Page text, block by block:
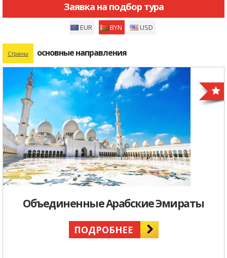
Заявка на подбор тура
EUR BYN USD
Страны основные направления
Объединенные Арабские Эмираты
ПОДРОБНЕЕ